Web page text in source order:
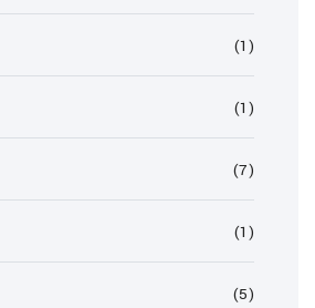
(1)
(1)
(7)
(1)
(5)